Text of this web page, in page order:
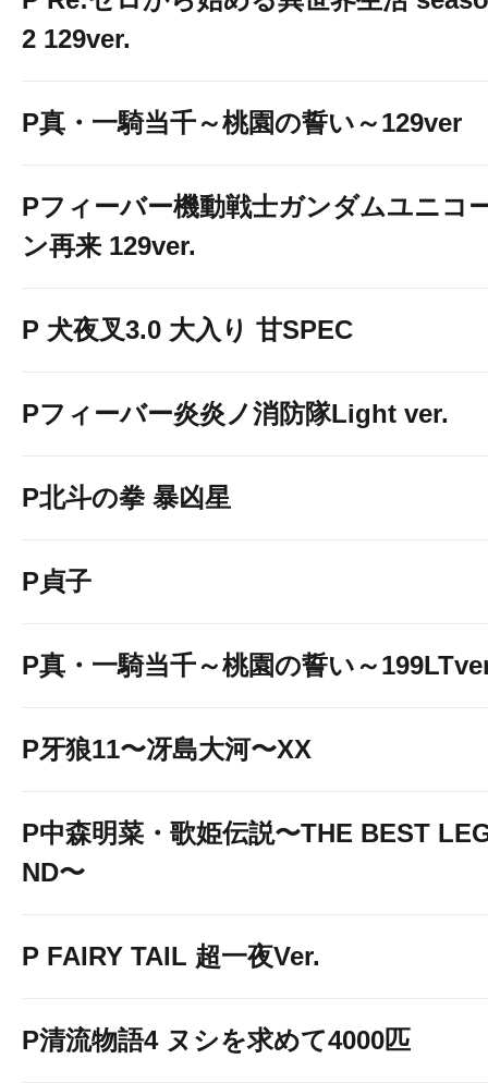
2 129ver.
P真・一騎当千～桃園の誓い～129ver
Pフィーバー機動戦士ガンダムユニコ
ン再来 129ver.
P 犬夜叉3.0 大入り 甘SPEC
Pフィーバー炎炎ノ消防隊Light ver.
P北斗の拳 暴凶星
P貞子
P真・一騎当千～桃園の誓い～
P牙狼11〜冴島大河〜XX
P中森明菜・歌姫伝説〜THE BEST
ND〜
P FAIRY TAIL 超一夜Ver.
P清流物語4 ヌシを求めて4000匹